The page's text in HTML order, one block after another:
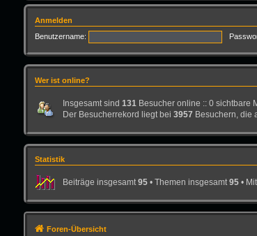
Anmelden
Benutzername:
Wer ist online?
Insgesamt sind 131 Besucher online :: 0 sichtbare
Der Besucherrekord liegt bei 3957 Besuchern, die
Statistik
Beiträge insgesamt95• Themen insgesamt95•
Foren-Übersicht